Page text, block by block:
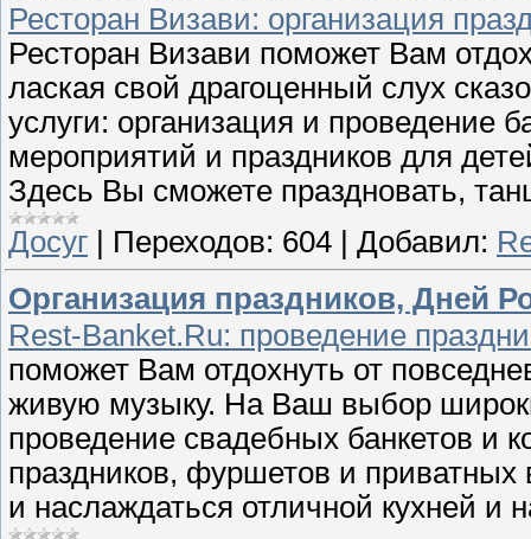
Ресторан Визави: организация
Ресторан Визави поможет Вам
лаская свой драгоценный слух
услуги: организация и проведение
мероприятий и праздников для
Здесь Вы сможете праздновать,
Досуг
Переходов: 604 Добавил:
Организация праздников, Дней
Rest-Banket.Ru: проведение
поможет Вам отдохнуть от
живую музыку. На Ваш выбор
проведение свадебных банкетов и
праздников, фуршетов и приватных
и наслаждаться отличной кухней и